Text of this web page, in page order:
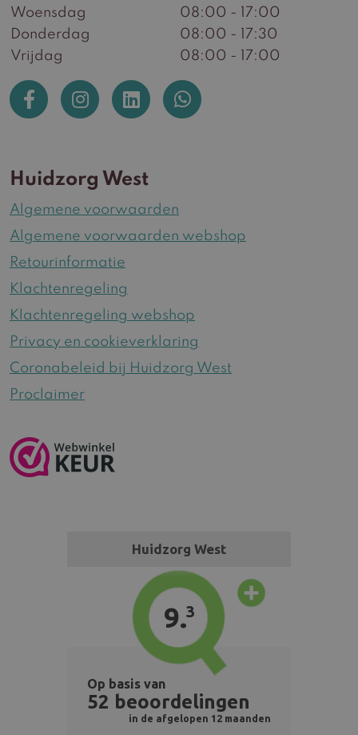
Woensdag
08:00 - 17:00
Donderdag
08:00 - 17:30
Vrijdag
08:00 - 17:00
Huidzorg West
Algemene voorwaarden
Algemene voorwaarden webshop
Retourinformatie
Klachtenregeling
Klachtenregeling webshop
Privacy en cookieverklaring
Coronabeleid bij Huidzorg West
Proclaimer